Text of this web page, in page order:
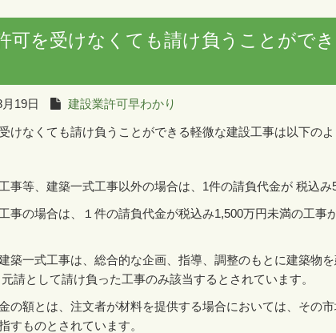
可を受けなくても請け負うことがで
19日 建設業許可早わかり
けなくても請け負うことができる軽微な建設工事は以下のよ
等、建築一式工事以外の場合は、 1件の請負代金が 税込み
の場合は、１件の請負代金が税込み1,500万円未満の工事
築一式工事は、総合的な企画、指導、調整のもとに建築物
請として請け負った工事のみ該当するとされています。
の額とは、注文者が材料を提供する場合においては、その
すものとされています。